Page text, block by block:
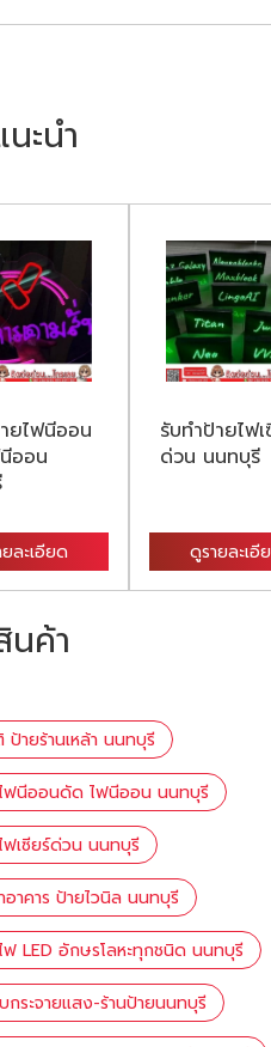
ะนำ
ยไฟนีออน
ออน
ละเอียด
รับทำป้ายไฟ
ด่วน นนทบุรี
ดูรายละเอี
นค้า
ายร้านเหล้า นนทบุรี
ฟนีออนดัด ไฟนีออน นนทบุรี
ฟเซียร์ด่วน นนทบุรี
อาคาร ป้ายไวนิล นนทบุรี
ฟ LED อักษรโลหะทุกชนิด นนทบุรี
กระจายแสง-ร้านป้ายนนทบุรี